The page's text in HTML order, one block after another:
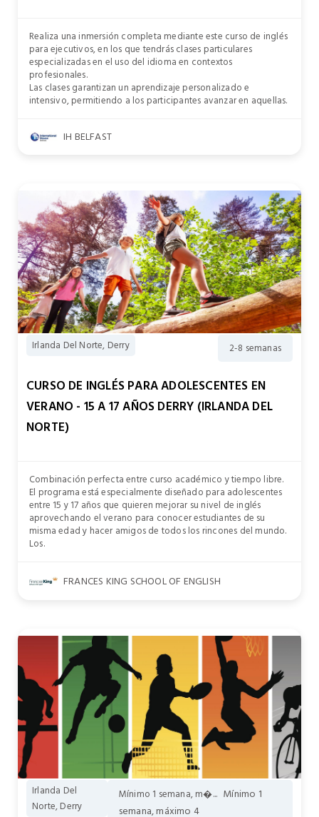
Realiza una inmersión completa mediante este curso de inglés
para ejecutivos, en los que tendrás clases particulares
especializadas en el uso del idioma en contextos
profesionales.
Las clases garantizan un aprendizaje personalizado e
intensivo, permitiendo a los participantes avanzar en aquellas.
IH BELFAST
Irlanda Del Norte, Derry 2-8 semanas
CURSO DE INGLÉS PARA ADOLESCENTES EN
VERANO - 15 A 17 AÑOS DERRY (IRLANDA DEL
NORTE)
Combinación perfecta entre curso académico y tiempo libre.
El programa está especialmente diseñado para adolescentes
entre 15 y 17 años que quieren mejorar su nivel de inglés
aprovechando el verano para conocer estudiantes de su
misma edad y hacer amigos de todos los rincones del mundo.
Los.
FRANCES KING SCHOOL OF ENGLISH
Irlanda Del
Norte, Derry
Mínimo 1 semana, m�... Mínimo 1
semana, máximo 4